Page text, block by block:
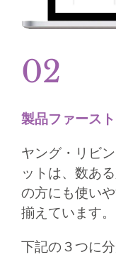
02​
製品ファースト​​
ヤング・リビ
ットは、数あ
の方にも使い
揃えています。​
下記の３つに